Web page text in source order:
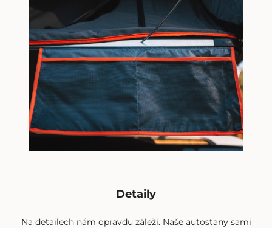
Detaily
Na detailech nám opravdu záleží. Naše autostanysami